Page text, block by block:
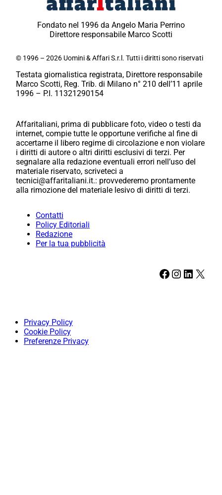
Fondato nel 1996 da Angelo Maria Perrino
Direttore responsabile Marco Scotti
© 1996 – 2026 Uomini & Affari S.r.l. Tutti i diritti sono riservati
Testata giornalistica registrata, Direttore responsabile
Marco Scotti, Reg. Trib. di Milano n° 210 dell’11 aprile
1996 – P.I. 11321290154
Affaritaliani, prima di pubblicare foto, video o testi da
internet, compie tutte le opportune verifiche al fine di
accertarne il libero regime di circolazione e non violare
i diritti di autore o altri diritti esclusivi di terzi. Per
segnalare alla redazione eventuali errori nell’uso del
materiale riservato, scriveteci a
tecnici@affaritaliani.it.: provvederemo prontamente
alla rimozione del materiale lesivo di diritti di terzi.
Contatti
Policy Editoriali
Redazione
Per la tua pubblicità
Facebook Instagram LinkedIn X
Privacy Policy
Cookie Policy
Preferenze Privacy